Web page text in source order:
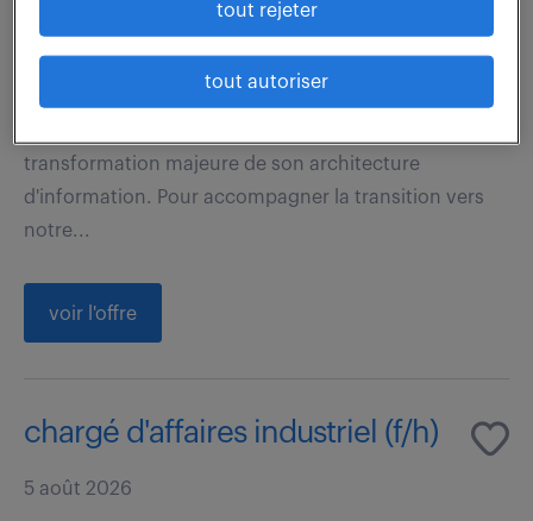
Porcieu Amblagnieu (38)
43 000 - 47 000 € / an
transformation majeure de son architecture
d'information. Pour accompagner la transition vers
notre...
voir l'offre
chargé d'affaires industriel (f/h)
5 août 2026
tout rejeter
tout autoriser